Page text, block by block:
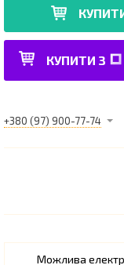
КУПИТИ З
+380 (97) 900-77-74